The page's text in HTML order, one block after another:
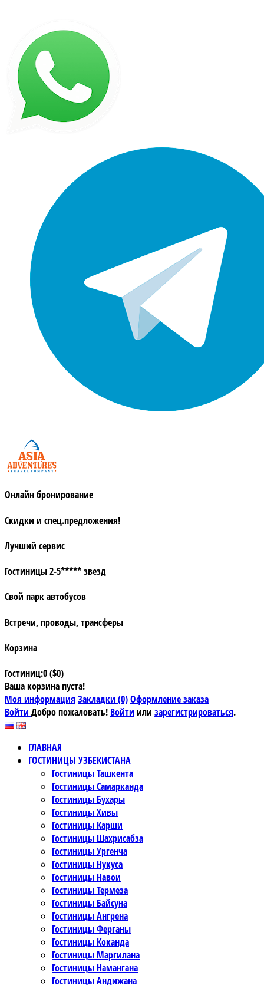
Онлайн бронирование
Скидки и спец.предложения!
Лучший сервис
Гостиницы 2-5***** звезд
Свой парк автобусов
Встречи, проводы, трансферы
Корзина
Гостиниц:0 ($0)
Ваша корзина пуста!
Моя информация Закладки (0)Оформление заказа
Войти Добро пожаловать! Войти или зарегистрироваться.
ГЛАВНАЯ
ГОСТИНИЦЫ УЗБЕКИСТАНА
Гостиницы Ташкента
Гостиницы Самарканда
Гостиницы Бухары
Гостиницы Хивы
Гостиницы Карши
Гостиницы Шахрисабза
Гостиницы Ургенча
Гостиницы Нукуса
Гостиницы Навои
Гостиницы Термеза
Гостиницы Байсуна
Гостиницы Ангрена
Гостиницы Ферганы
Гостиницы Коканда
Гостиницы Маргилана
Гостиницы Намангана
Гостиницы Андижана